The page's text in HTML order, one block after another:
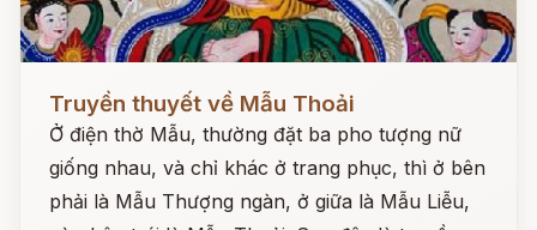
Đọc ngay
Truyền thuyết về Mẫu Thoải
Ở điện thờ Mẫu, thường đặt ba pho tượng nữ
giống nhau, và chỉ khác ở trang phục, thì ở bên
phải là Mẫu Thượng ngàn, ở giữa là Mẫu Liễu,